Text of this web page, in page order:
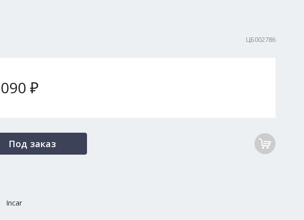
ЦБ002786
₽
Под заказ
Incar